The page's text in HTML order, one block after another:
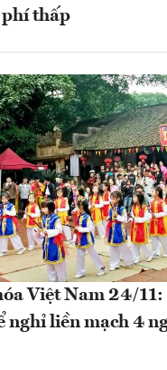
phí thấp
Việt Nam 24/
nghỉ liền mạch 4